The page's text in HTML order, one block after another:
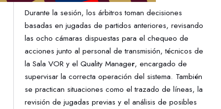
Durante la sesión, los árbitros toman decisiones
basadas en jugadas de partidos anteriores, revisando
las ocho cámaras dispuestas para el chequeo de
acciones junto al personal de transmisión, técnicos de
la Sala VOR y el Quality Manager, encargado de
supervisar la correcta operación del sistema. También
se practican situaciones como el trazado de líneas, la
revisión de jugadas previas y el análisis de posibles